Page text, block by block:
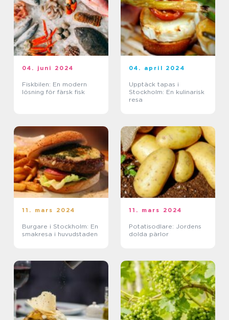
04. juni 2024
Fiskbilen: En modern
lösning för färsk fisk
04. april 2024
Upptäck tapas i
Stockholm: En kulinarisk
resa
11. mars 2024
Burgare i Stockholm: En
smakresa i huvudstaden
11. mars 2024
Potatisodlare: Jordens
dolda pärlor